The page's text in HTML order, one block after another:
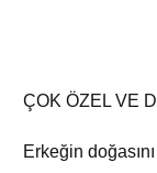
ÇOK ÖZEL VE
Erkeğin